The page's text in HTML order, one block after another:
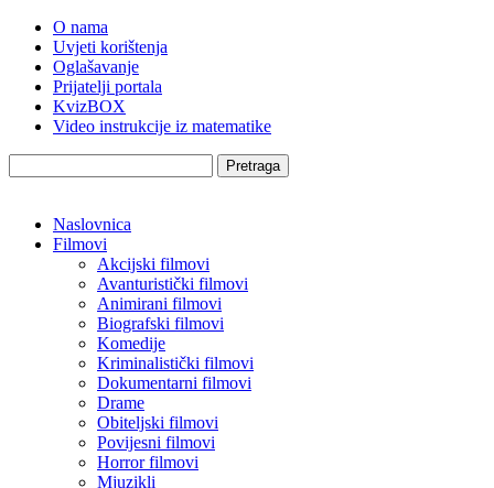
O nama
Uvjeti korištenja
Oglašavanje
Prijatelji portala
KvizBOX
Video instrukcije iz matematike
Pretraga
Naslovnica
Filmovi
Akcijski filmovi
Avanturistički filmovi
Animirani filmovi
Biografski filmovi
Komedije
Kriminalistički filmovi
Dokumentarni filmovi
Drame
Obiteljski filmovi
Povijesni filmovi
Horror filmovi
Mjuzikli